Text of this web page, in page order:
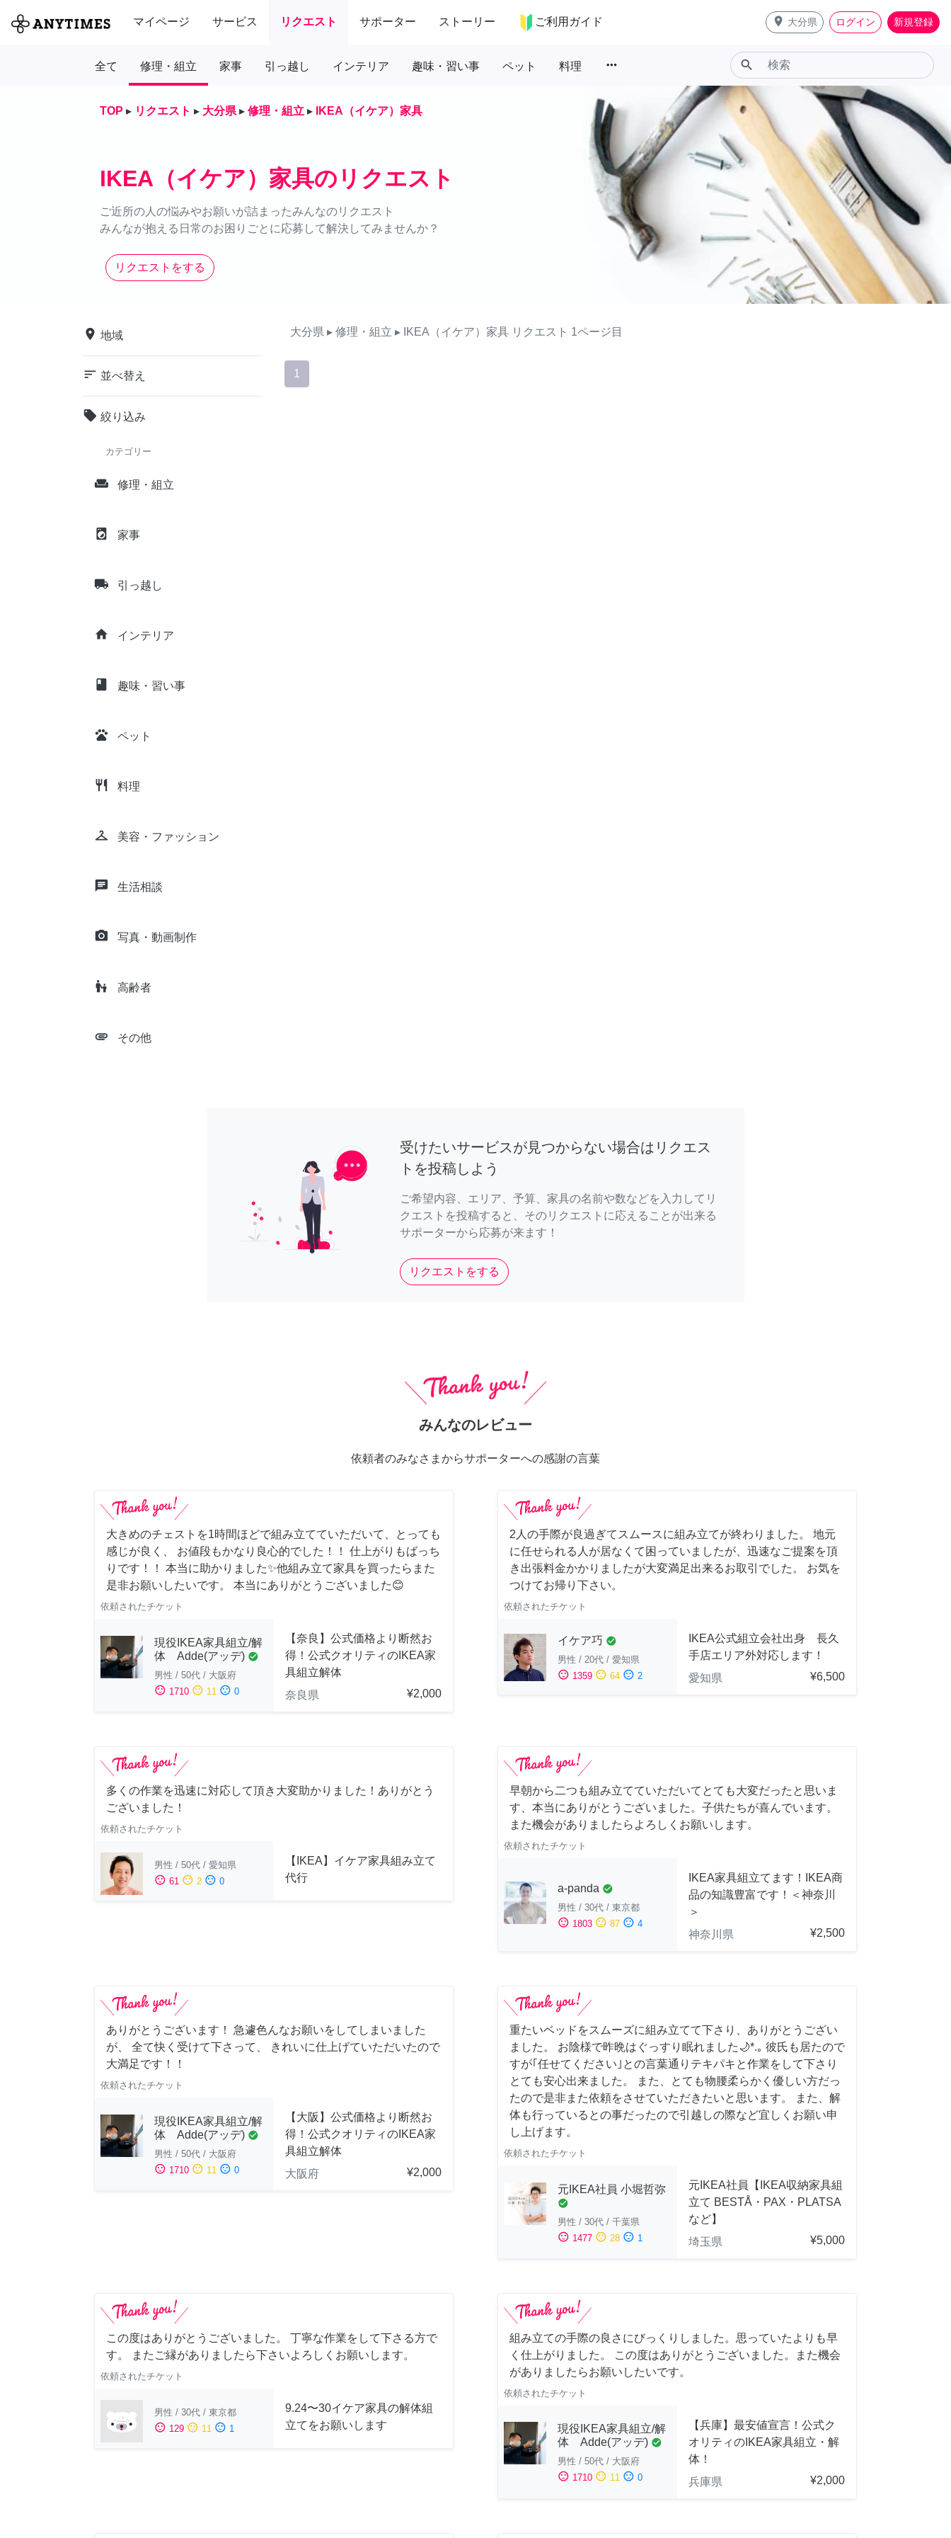
マイページ サービス リクエスト サポーター ストーリー ご利用ガイド place 大分県 ログイン 新規登録
全て 修理・組立 家事 引っ越し インテリア 趣味・習い事 ペット 料理 more_horiz search
TOP ▸ リクエスト ▸ 大分県 ▸ 修理・組立 ▸ IKEA（イケア）家具
IKEA（イケア）家具のリクエスト
ご近所の人の悩みやお願いが詰まったみんなのリクエスト
みんなが抱える日常のお困りごとに応募して解決してみませんか？
リクエストをする
place 地域
sort 並べ替え
local_offer 絞り込み
カテゴリー
weekend 修理・組立
local_laundry_service 家事
local_shipping 引っ越し
home インテリア
class 趣味・習い事
pets ペット
restaurant 料理
checkroom 美容・ファッション
chat 生活相談
camera_alt 写真・動画制作
escalator_warning 高齢者
attachment その他
大分県 ▸ 修理・組立 ▸ IKEA（イケア）家具 リクエスト 1ページ目
1
受けたいサービスが見つからない場合はリクエス
トを投稿しよう
ご希望内容、エリア、予算、家具の名前や数などを入力してリ
クエストを投稿すると、そのリクエストに応えることが出来る
サポーターから応募が来ます！
リクエストをする
みんなのレビュー
依頼者のみなさまからサポーターへの感謝の言葉
大きめのチェストを1時間ほどで組み立てていただいて、とっても
感じが良く、 お値段もかなり良心的でした！！ 仕上がりもばっち
りです！！ 本当に助かりました✨他組み立て家具を買ったらまた
是非お願いしたいです。 本当にありがとうございました😊
依頼されたチケット
現役IKEA家具組立/解
体 Adde(アッデ) check_circle
男性 / 50代 / 大阪府
sentiment_satisfied 1710 sentiment_neutral 11 sentiment_dissatisfied 0
【奈良】公式価格より断然お
得！公式クオリティのIKEA家
具組立解体
奈良県
¥2,000
2人の手際が良過ぎてスムースに組み立てが終わりました。 地元
に任せられる人が居なくて困っていましたが、迅速なご提案を頂
き出張料金かかりましたが大変満足出来るお取引でした。 お気を
つけてお帰り下さい。
依頼されたチケット
イケア巧 check_circle
男性 / 20代 / 愛知県
sentiment_satisfied 1359 sentiment_neutral 64 sentiment_dissatisfied 2
IKEA公式組立会社出身 長久
手店エリア外対応します！
愛知県
¥6,500
多くの作業を迅速に対応して頂き大変助かりました！ありがとう
ございました！
依頼されたチケット
男性 / 50代 / 愛知県
sentiment_satisfied 61 sentiment_neutral 2 sentiment_dissatisfied 0
【IKEA】イケア家具組み立て
代行
早朝から二つも組み立てていただいてとても大変だったと思いま
す、本当にありがとうございました。子供たちが喜んでいます。
また機会がありましたらよろしくお願いします。
依頼されたチケット
a-panda check_circle
男性 / 30代 / 東京都
sentiment_satisfied 1803 sentiment_neutral 87 sentiment_dissatisfied 4
IKEA家具組立てます！IKEA商
品の知識豊富です！＜神奈川
＞
神奈川県
¥2,500
ありがとうございます！ 急遽色んなお願いをしてしまいました
が、 全て快く受けて下さって、 きれいに仕上げていただいたので
大満足です！！
依頼されたチケット
現役IKEA家具組立/解
体 Adde(アッデ) check_circle
男性 / 50代 / 大阪府
sentiment_satisfied 1710 sentiment_neutral 11 sentiment_dissatisfied 0
【大阪】公式価格より断然お
得！公式クオリティのIKEA家
具組立解体
大阪府
¥2,000
重たいベッドをスムーズに組み立てて下さり、ありがとうござい
ました。 お陰様で昨晩はぐっすり眠れました🌙*.｡ 彼氏も居たので
すが｢任せてください｣との言葉通りテキパキと作業をして下さり
とても安心出来ました。 また、とても物腰柔らかく優しい方だっ
たので是非また依頼をさせていただきたいと思います。 また、解
体も行っているとの事だったので引越しの際など宜しくお願い申
し上げます。
依頼されたチケット
元IKEA社員 小堀哲弥
check_circle
男性 / 30代 / 千葉県
sentiment_satisfied 1477 sentiment_neutral 28 sentiment_dissatisfied 1
元IKEA社員【IKEA収納家具組
立て BESTÅ・PAX・PLATSA
など】
埼玉県
¥5,000
この度はありがとうございました。 丁寧な作業をして下さる方で
す。 またご縁がありましたら下さいよろしくお願いします。
依頼されたチケット
男性 / 30代 / 東京都
sentiment_satisfied 129 sentiment_neutral 11 sentiment_dissatisfied 1
9.24〜30イケア家具の解体組
立てをお願いします
組み立ての手際の良さにびっくりしました。思っていたよりも早
く仕上がりました。 この度はありがとうございました。また機会
がありましたらお願いしたいです。
依頼されたチケット
現役IKEA家具組立/解
体 Adde(アッデ) check_circle
男性 / 50代 / 大阪府
sentiment_satisfied 1710 sentiment_neutral 11 sentiment_dissatisfied 0
【兵庫】最安値宣言！公式ク
オリティのIKEA家具組立・解
体！
兵庫県
¥2,000